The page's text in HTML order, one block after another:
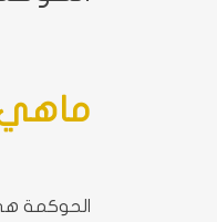
الحوكمة